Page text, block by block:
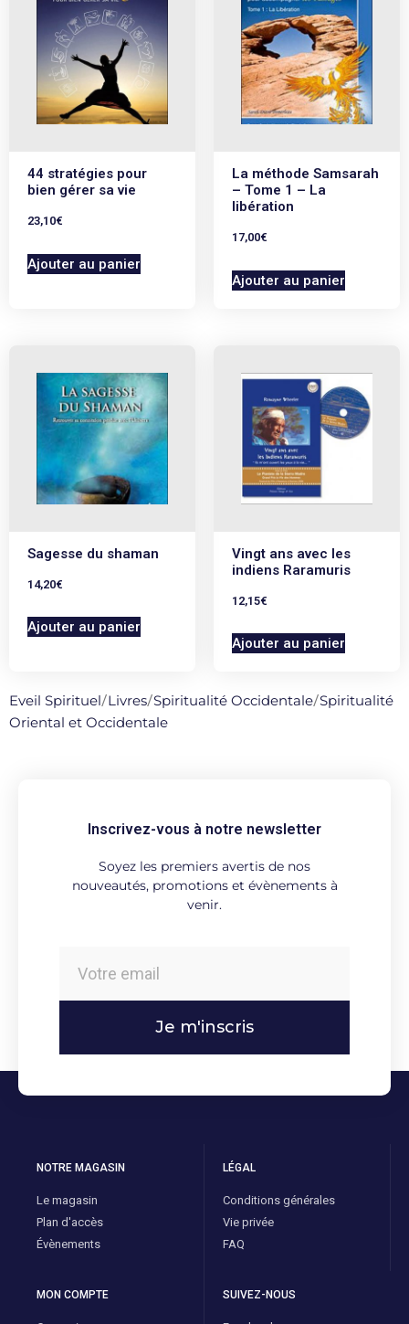
44 stratégies pour
bien gérer sa vie
23,10€
Ajouter au panier
La méthode Samsarah
– Tome 1 – La
libération
17,00€
Ajouter au panier
Sagesse du shaman
14,20€
Ajouter au panier
Vingt ans avec les
indiens Raramuris
12,15€
Ajouter au panier
Eveil Spirituel/Livres/Spiritualité Occidentale/Spiritualité
Oriental et Occidentale
Inscrivez-vous à notre newsletter
Soyez les premiers avertis de nos
nouveautés, promotions et évènements à
venir.
Je m'inscris
NOTRE MAGASIN
Le magasin
Plan d'accès
Évènements
LÉGAL
Conditions générales
Vie privée
FAQ
MON COMPTE SUIVEZ-NOUS